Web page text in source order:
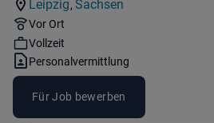
Standorte:
Leipzig,
Region:
Sachsen
Remote Option:
Vor Ort
Workhours:
Vollzeit
Vertragsart:
Personalvermittlung
Für Job bewerben